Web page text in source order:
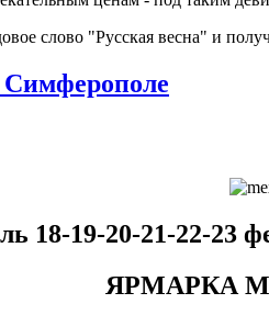
слово "Русская весна" и
Симферополе
18-19-20-21-22-23
ЯРМАРКА